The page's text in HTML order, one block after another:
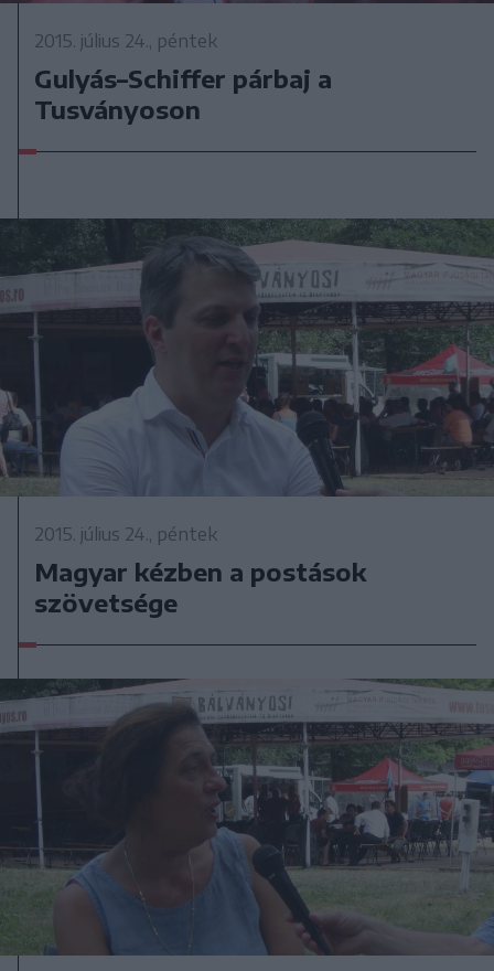
2015. július 24., péntek
Gulyás–Schiffer párbaj a
Tusványoson
2015. július 24., péntek
Magyar kézben a postások
szövetsége